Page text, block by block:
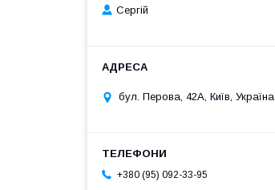
Сергій
бул. Перова, 42А, Київ, Україна
+380 (95) 092-33-95